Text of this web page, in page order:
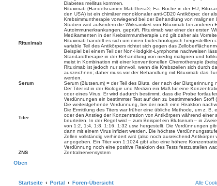
Diabetes mellitus kommen.
Rituximab
Rituximab (Handelsnamen MabThera®, Fa. Roche in der EU,
den USA) ist ein chimärer monoklonaler anti-CD20 Antikörper, der
Krebsimmuntherapie vorwiegend bei der Behandlung von malignen
Studien wird außerdem die Wirksamkeit von Rituximab bei anderen
Autoimmunerkrankungen, geprüft. Rituximab war einer der ersten
Medikamenten in der Krebsimmuntherapie und gilt daher als
Rituximab handelt es sich um einen biotechnologisch hergestellten
variable Teil des Antikörpers richtet sich gegen das
Beispiel bei einem Teil der Non-Hodgkin-Lymphome nachweisen
Standardtherapie in der Behandlung von niedrig malignen und
meist in Kombination mit einer konventionellen Chemotherapie
Rituximab ist jedoch nur sinnvoll, wenn die Krebszellen sich durch
auszeichnen; daher muss vor der Behandlung mit Rituximab das
werden.
Serum
Serum (Blutserum) = der Teil des Bluts, der nach der Blutgerinnung
Titer
Der Titer ist in der Biologie und Medizin ein Maß für eine
oder eines Virus. Er wird dadurch bestimmt, dass die Probe
Verdünnungen ein bestimmter Test auf den zu bestimmenden Stoff
Die weitestgehende Verdünnung, bei der noch eine Reaktion
Die Ermittlung des Titers war früher eine übliche Methode, um z. B.
oder den Anstieg der Konzentration von Antikörpern während einer
beurteilen. In der Regel wird – zum Beispiel ein Blutserum – in
von 1:2, 1:4, 1:8, 1:16, 1:32 usw. hergestellt. Die Verdünnungen
dann mit einem Virus infiziert werden. Die höchste
Zellen vollständig verhindert wird (also noch ausreichend Antikörper
angegeben. Ein Titer von 1:1024 gibt also eine höhere
Verdünnung noch eine positive Reaktion des Tests festzustellen war.
ZNS
Zentralnervensystem
Oben
Startseite Portal Foren-Übersicht Alle